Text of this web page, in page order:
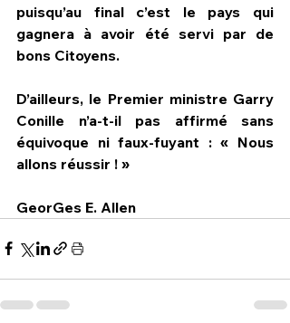
puisqu’au final c’est le pays qui
gagnera à avoir été servi par de
bons Citoyens.
D’ailleurs, le Premier ministre Garry
Conille n’a-t-il pas affirmé sans
équivoque ni faux-fuyant : « Nous
allons réussir ! »
GeorGes E. Allen